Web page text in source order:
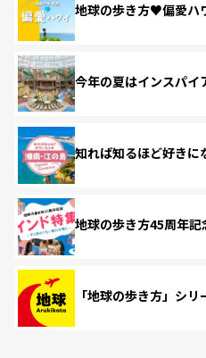
地球の歩き方♥偏愛ハ
今年の夏はインスパイ
知れば知るほど好きに
地球の歩き方45周年記
「地球の歩き方」シ